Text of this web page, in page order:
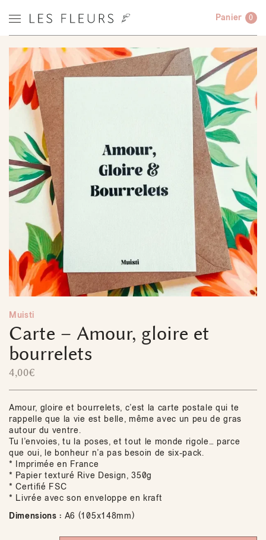
Panier 0
Muisti
Carte – Amour, gloire et
bourrelets
4,00€
Amour, gloire et bourrelets, c’est la carte postale qui te
rappelle que la vie est belle, même avec un peu de gras
autour du ventre.
Tu l’envoies, tu la poses, et tout le monde rigole… parce
que oui, le bonheur n’a pas besoin de six-pack.
* Imprimée en France
* Papier texturé Rive Design, 350g
* Certifié FSC
* Livrée avec son enveloppe en kraft
Dimensions : A6 (105x148mm)